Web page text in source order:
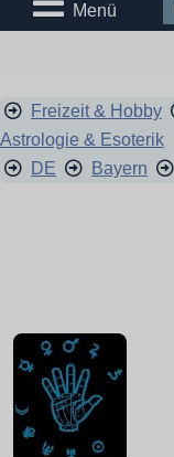
Menü
Freizeit & Hobby
Astrologie & Esoterik
DE
Bayern